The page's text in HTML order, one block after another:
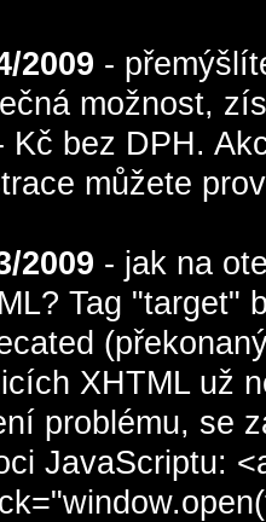
2009 -
možnost,
Kč bez DPH.
můžete
2009 - jak na
Tag "target"
XHTML už
problému, se
JavaScriptu: